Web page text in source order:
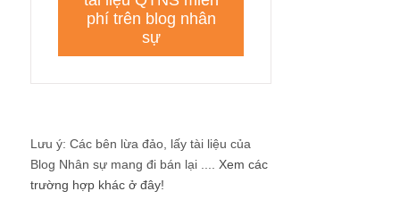
Lưu ý: Các bên lừa đảo, lấy tài liệu của
Blog Nhân sự mang đi bán lại .... Xem các
trường hợp khác ở đây!